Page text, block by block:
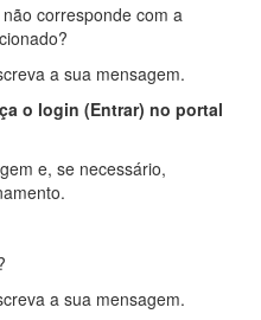
corresponde com a
a sua mensagem.
o login (Entrar) no portal
e, se necessário,
a sua mensagem.